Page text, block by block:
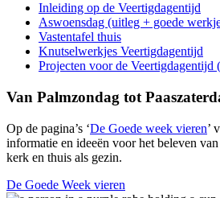
Inleiding op de Veertigdagentijd
Aswoensdag (uitleg + goede
Vastentafel thuis
Knutselwerkjes Veertigdagentijd
Projecten voor de
Van Palmzondag tot
Op de pagina’s ‘De Goede week vieren’
informatie en ideeën voor het beleven
kerk en thuis als gezin.
De Goede Week vieren